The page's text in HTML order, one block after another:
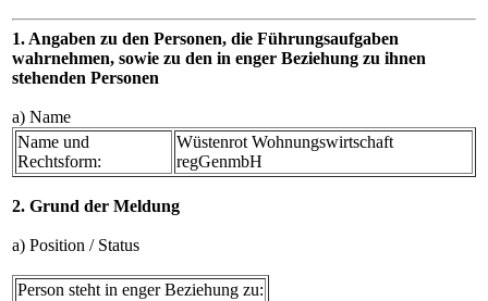
1. Angaben zu den Personen, die Führungsaufgaben
wahrnehmen, sowie zu den in enger Beziehung zu ihnen
stehenden Personen
a) Name
Name und
Rechtsform:
Wüstenrot Wohnungswirtschaft
regGenmbH
2. Grund der Meldung
a) Position / Status
Person steht in enger Beziehung zu: